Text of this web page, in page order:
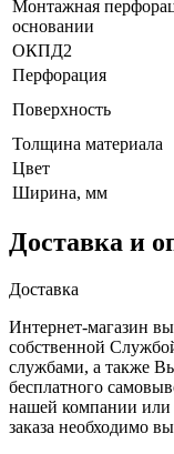
Монтажная
основании
ОКПД2
Перфорация
Поверхность
Толщина материала
Цвет
Ширина, мм
Доставка и
Доставка
Интернет-магазин
собственной
службами, а также
бесплатного
нашей компании
заказа необходимо